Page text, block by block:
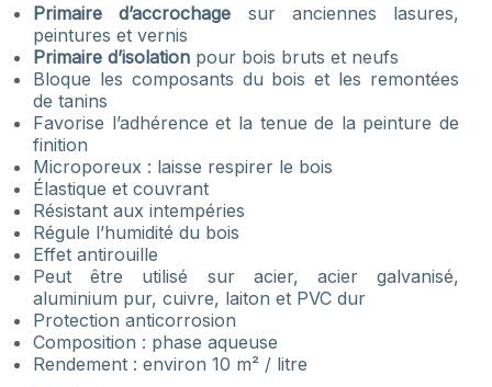
Primaire d’accrochage sur anciennes lasures,
peintures et vernis
Primaire d’isolation pour bois bruts et neufs
Bloque les composants du bois et les remontées
de tanins
Favorise l’adhérence et la tenue de la peinture de
finition
Microporeux : laisse respirer le bois
Élastique et couvrant
Résistant aux intempéries
Régule l’humidité du bois
Effet antirouille
Peut être utilisé sur acier, acier galvanisé,
aluminium pur, cuivre, laiton et PVC dur
Protection anticorrosion
Composition : phase aqueuse
Rendement : environ 10 m² / litre